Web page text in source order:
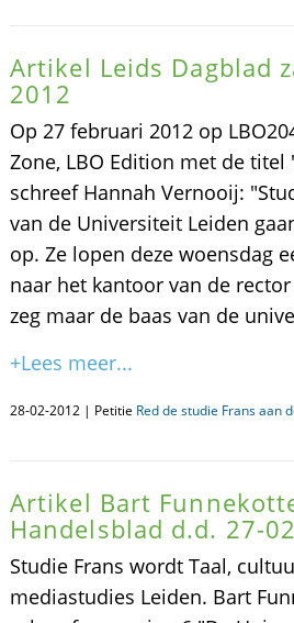
Artikel Leids Dagblad
2012
Op 27 februari 2012 op
Zone, LBO Edition met de titel
schreef Hannah Vernooij:
van de Universiteit Leiden
op. Ze lopen deze woensdag
naar het kantoor van de
zeg maar de baas van de
+Lees meer...
28-02-2012 | Petitie Red de studie Frans aan
Artikel Bart
Handelsblad d.d. 27-
Studie Frans wordt Taal,
mediastudies Leiden. Bart